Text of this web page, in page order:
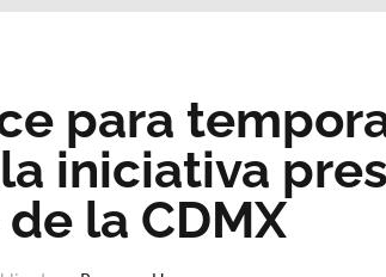
para
iniciativa
la CDMX